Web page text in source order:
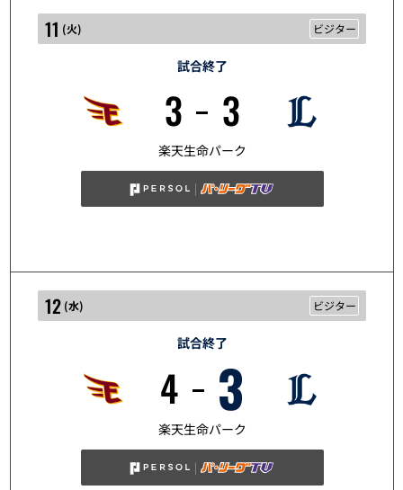
11 (火) ビジター
試合終了
3 3
楽天生命パーク
5/12
12 (水) ビジター
試合終了
4 3
楽天生命パーク